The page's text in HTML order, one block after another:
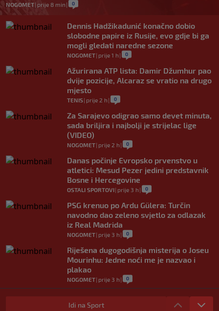
NOGOMET| prije 8 min | 0
Dennis Hadžikadunić konačno dobio
slobodne papire iz Rusije, evo gdje bi ga
mogli gledati naredne sezone
NOGOMET| prije 1 h | 0
Ažurirana ATP lista: Damir Džumhur pao
dvije pozicije, Alcaraz se vratio na drugo
mjesto
TENIS| prije 2 h | 0
Za Sarajevo odigrao samo devet minuta,
sada briljira i najbolji je strijelac lige
(VIDEO)
NOGOMET| prije 2 h | 0
Danas počinje Evropsko prvenstvo u
atletici: Mesud Pezer jedini predstavnik
Bosne i Hercegovine
OSTALI SPORTOVI| prije 3 h | 0
PSG krenuo po Ardu Gülera: Turčin
navodno dao zeleno svjetlo za odlazak
iz Real Madrida
NOGOMET| prije 3 h | 0
Riješena dugogodišnja misterija o Joseu
Mourinhu: Jedne noći me je nazvao i
plakao
NOGOMET| prije 3 h | 0
Tottenham ide po Savinha: Spursi
spremili oko 70 miliona eura za Brazilca
Idi na Sport